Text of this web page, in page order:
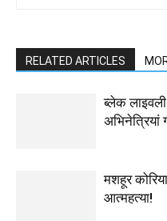
RELATED ARTICLES
ब्लेक
अभिनेत्रियां
मशहूर
आत्महत्या!